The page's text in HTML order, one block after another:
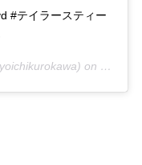
#テイラースティー
on Dec